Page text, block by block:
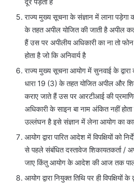
राज्य मुख्य सूचना के संज्ञान में लाना पड़ेगा
के तहत अपील योजित की जाती है अपील
हैं उस पर अपीलीय अधिकारी का ना तो
होता है जो कि अनिवार्य है
राज्य मुख्य सूचना आयोग में सुनवाई के
धारा 19 (3) के तहत योजित अपील और
कराए जाते हैं उस पर आरटीआई की
अधिकारी के साइन बा नाम अंकित नहीं
उल्लंघन है इसे संज्ञान में लेना आयोग का
आयोग द्वारा पारित आदेश में विपक्षियों को
से पहले संबंधित दस्तावेज शिकायतकर्ता /
जाए किंतु आयोग के आदेश की आज तक
आयोग द्वारा नियुक्त तिथि पर ही विपक्षियों